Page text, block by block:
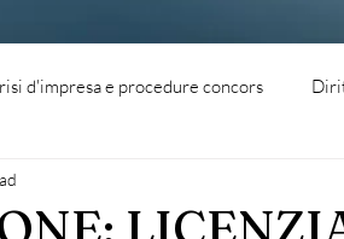
d'impresa e procedure concors